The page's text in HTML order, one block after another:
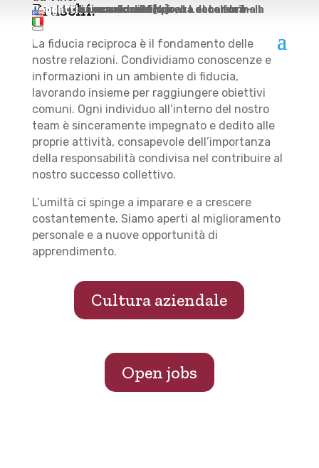
Bruschi, su incarico del Museo Leonardo3 – Il Mondo di Leonardo di Milano, ha dato forma a un’opera straordinaria ispirata al celebre disegno di Leonardo da […]
Leggi
Jobs
Contatti
Bruschi.
La fiducia reciproca è il fondamento delle
nostre relazioni. Condividiamo conoscenze e
informazioni in un ambiente di fiducia,
lavorando insieme per raggiungere obiettivi
comuni. Ogni individuo all’interno del nostro
team è sinceramente impegnato e dedito alle
proprie attività, consapevole dell’importanza
della responsabilità condivisa nel contribuire al
nostro successo collettivo.
L’umiltà ci spinge a imparare e a crescere
costantemente. Siamo aperti al miglioramento
personale e a nuove opportunità di
apprendimento.
Cultura aziendale
Open jobs